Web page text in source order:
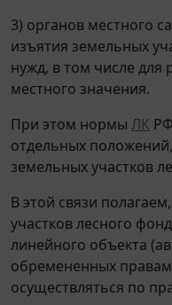
3) органов местного
изъятия земельных
нужд, в том числе
местного значения.
При этом нормы ЛК
отдельных
земельных участков
В этой связи
участков лесного
линейного объекта
обремененных
осуществляться по